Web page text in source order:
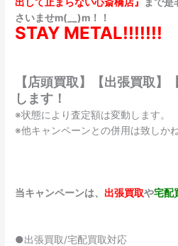
さいませm(__)m！！
STAY METAL!!!!!!!
【店頭買取】【出張買取】
します！
※状態により査定額は変動します。
※他キャンペーンとの併用は致しかね
当キャンペーンは、 出張買取や宅配
●出張買取/宅配買取対応